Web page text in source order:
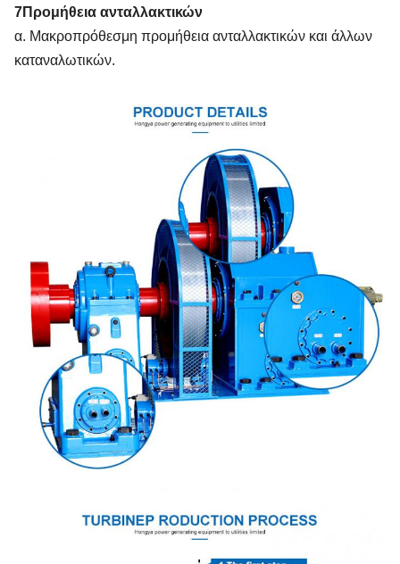
7Προμήθεια ανταλλακτικών
α. Μακροπρόθεσμη προμήθεια ανταλλακτικών και άλλων
καταναλωτικών.